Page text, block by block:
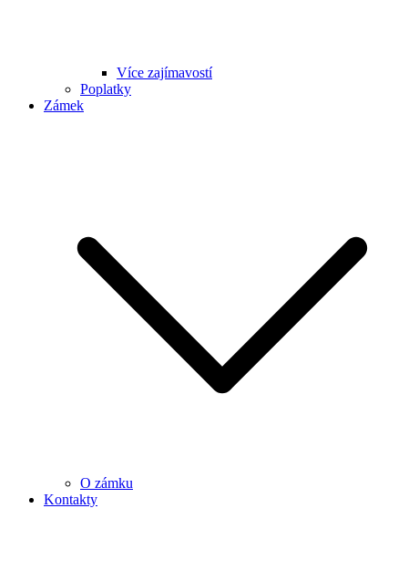
Více zajímavostí
Poplatky
Zámek
O zámku
Kontakty